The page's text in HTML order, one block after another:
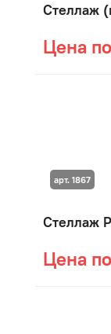
Стеллаж
Цена
Стеллаж
Цена
арт. 1867